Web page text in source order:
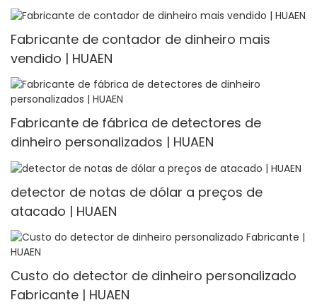
Fabricante de contador de dinheiro mais
vendido | HUAEN
Fabricante de fábrica de detectores de
dinheiro personalizados | HUAEN
detector de notas de dólar a preços de
atacado | HUAEN
Custo do detector de dinheiro personalizado
Fabricante | HUAEN